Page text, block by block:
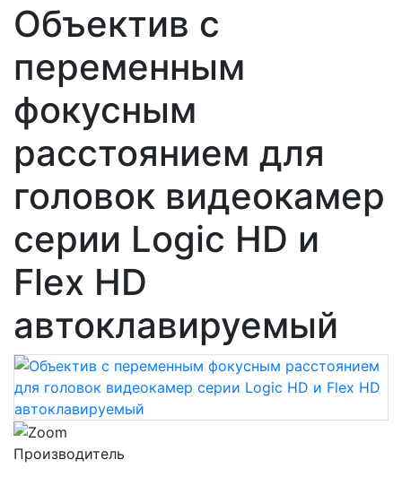
Объектив с
переменным
фокусным
расстоянием для
головок видеокамер
серии Logic HD и
Flex HD
автоклавируемый
Производитель